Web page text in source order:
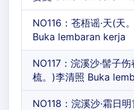
NO116：苍梧谣·天(天
Buka lembaran kerja
NO117：浣溪沙·髻子
梳。)李清照 Buka
NO118：浣溪沙·霜日